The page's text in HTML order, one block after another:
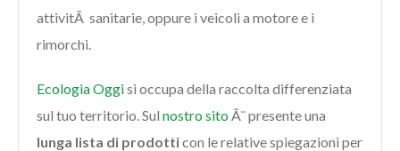
attivitÃ sanitarie, oppure i veicoli a motore e i
rimorchi.
Ecologia Oggisi occupa della raccolta differenziata
sul tuo territorio. Sul nostro sito Ã¨ presente una
lunga lista di prodotticon le relative spiegazioni per